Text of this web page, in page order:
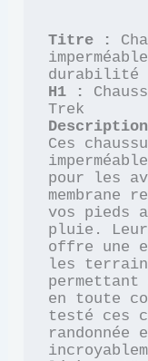
Titre :
H1 :
Ces
pour les
membrane
vos pieds
pluie. Leur
offre une
les
en toute
testé ces
randonnée